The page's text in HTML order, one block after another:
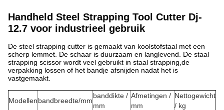
Handheld Steel Strapping Tool Cutter Dj-
12.7 voor industrieel gebruik
De steel strapping cutter is gemaakt van koolstofstaal met een
scherp lemmet. De schaar is duurzaam en langlevend. De staal
strapping scissor wordt veel gebruikt in staal strapping,de
verpakking lossen of het bandje afsnijden nadat het is
vastgemaakt.
Modellenbandbreedte/mm
banddikte /
mm
Afmetingen /
mm
Nettogewicht
/ kg